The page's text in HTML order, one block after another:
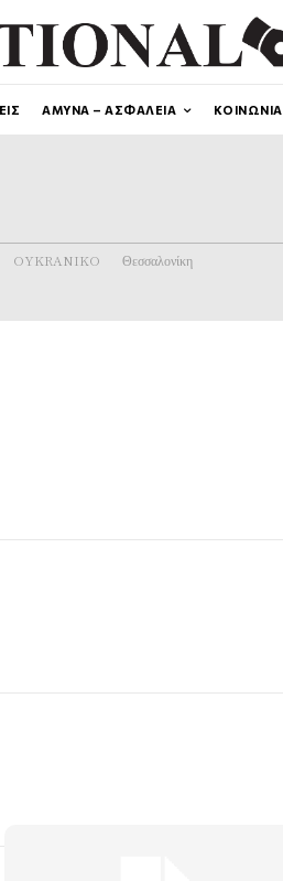
ΑΜΥΝΑ – ΑΣΦΑΛΕΙΑ ΚΟΙΝΩΝΙΑ
OYKRANIKO Θεσσαλονίκη